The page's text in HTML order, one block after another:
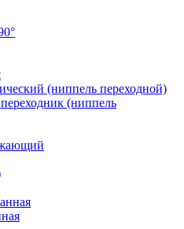
(ниппель переходной)
(ниппель